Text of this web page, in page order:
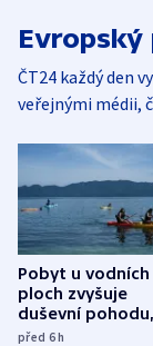
Evropský
ČT24 každý den
veřejnými médii,
Pobyt u vodních
ploch zvyšuje
duševní pohodu,
ukázala
před 6h